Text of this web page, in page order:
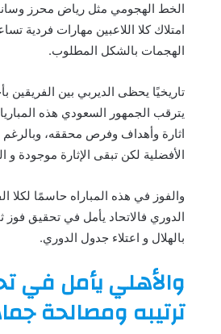
الخط الهجومي مثل رياض محرز
امتلاك كلا اللاعبين مهارات فردية
الهجمات بالشكل المطلوب.
تاريخيًا يحظى الديربي بين الفريقين
يترقب الجمهور السعودي هذه
اثارة وأهداف وفرص محققه، وبالرغم
الأفضلية لكن تبقى الإثارة موجودة و
والفوز في هذه المباراه حاسمًا لكلا
الدوري فالاتحاد يأمل في تحقيق فوز
بالهلال و اعتلاء جدول الدوري.
والأهلي يأمل في
ترتيبه ومصالحة